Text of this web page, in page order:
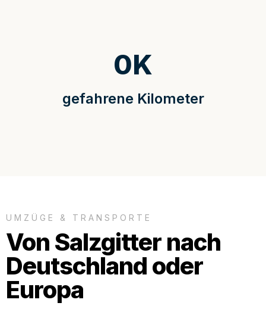
gefahrene Kilometer
0K
UMZÜGE & TRANSPORTE
Von Salzgitter nach
Deutschland oder
Europa